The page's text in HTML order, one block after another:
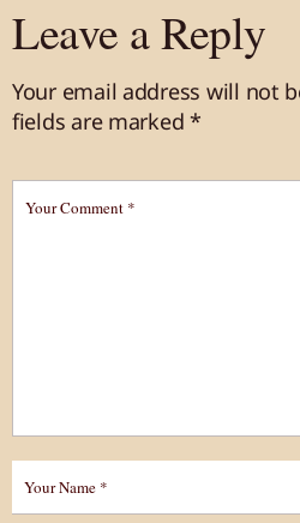
Leave a Reply
Your email address will not
fields are marked*